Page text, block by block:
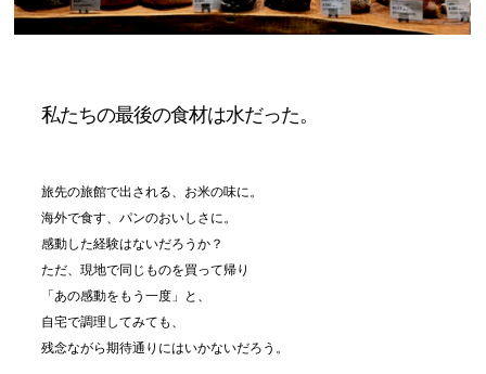
私たちの最後の食材は水だった。
旅先の旅館で出される、お米の味に。
海外で食す、パンのおいしさに。
感動した経験はないだろうか？
ただ、現地で同じものを買って帰り
「あの感動をもう一度」と、
自宅で調理してみても、
残念ながら期待通りにはいかないだろう。